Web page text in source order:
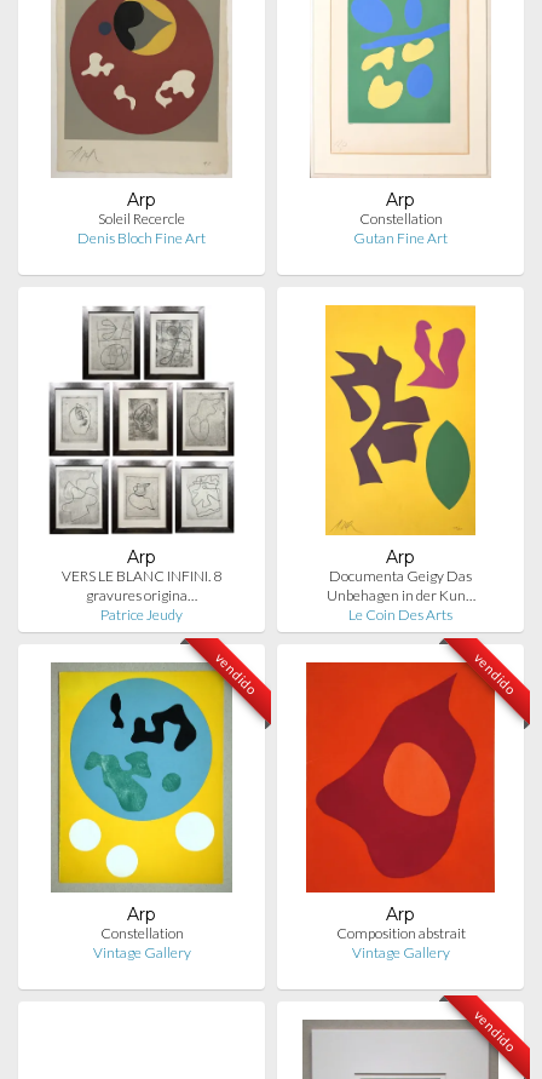
Arp
Soleil Recercle
Denis Bloch Fine Art
Arp
Constellation
Gutan Fine Art
Arp
VERS LE BLANC INFINI. 8
gravures origina…
Patrice Jeudy
Arp
Documenta Geigy Das
Unbehagen in der Kun…
Le Coin Des Arts
vendido
Arp
Constellation
Vintage Gallery
vendido
Arp
Composition abstrait
Vintage Gallery
vendido